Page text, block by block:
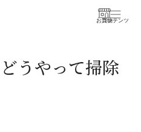
お買物
コンテンツ
うやって掃除